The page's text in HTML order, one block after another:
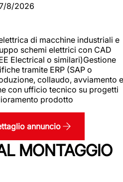
8/2026
di macchine industriali e
schemi elettrici con CAD
Electrical o similari)Gestione
tramite ERP (SAP o
collaudo, avviamento e
con ufficio tecnico su progetti
prodotto
annuncio
MONTAGGIO